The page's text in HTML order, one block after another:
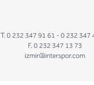
T. 0 232 347 91 61 - 0 232 347
F. 0 232 347 13 73
izmir@interspor.com